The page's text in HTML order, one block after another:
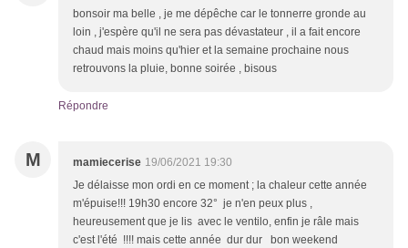
bonsoir ma belle , je me dépêche car le tonnerre gronde au
loin , j'espère qu'il ne sera pas dévastateur , il a fait encore
chaud mais moins qu'hier et la semaine prochaine nous
retrouvons la pluie, bonne soirée , bisous
Répondre
M mamiecerise 19/06/2021 19:30
Je délaisse mon ordi en ce moment ; la chaleur cette année
m'épuise!!! 19h30 encore 32° je n'en peux plus ,
heureusement que je lis avec le ventilo, enfin je râle mais
c'est l'été !!!! mais cette année dur dur bon weekend